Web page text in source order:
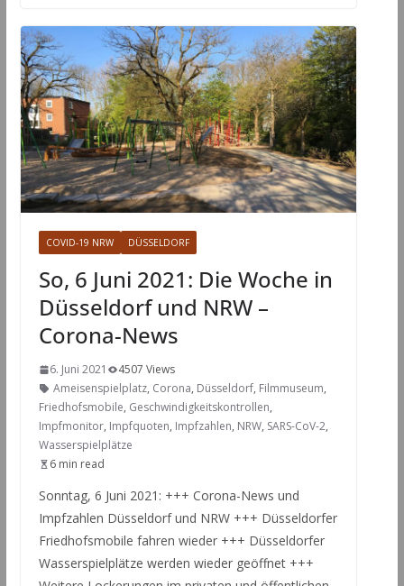
COVID-19 NRW DÜSSELDORF
So, 6 Juni 2021: Die Woche in
Düsseldorf und NRW –
Corona-News
6. Juni 2021
4507 Views
Ameisenspielplatz, Corona, Düsseldorf, Filmmuseum,
Friedhofsmobile, Geschwindigkeitskontrollen,
Impfmonitor, Impfquoten, Impfzahlen, NRW, SARS-CoV-2,
Wasserspielplätze
6 min read
Sonntag, 6 Juni 2021: +++ Corona-News und
Impfzahlen Düsseldorf und NRW +++ Düsseldorfer
Friedhofsmobile fahren wieder +++ Düsseldorfer
Wasserspielplätze werden wieder geöffnet +++